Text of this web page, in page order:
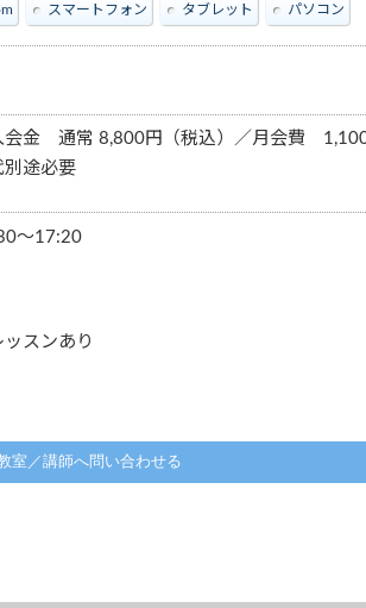
スマートフォン タブレット パソコン
会金 通常 8,800円（税込）／月会費
別途必要
～17:20
スンあり
室／講師へ問い合わせる